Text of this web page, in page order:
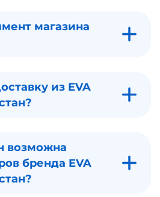
магазина
из EVA
возможна
бренда EVA